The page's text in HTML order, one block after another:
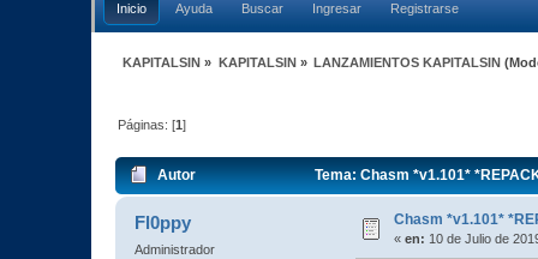
Inicio Ayuda Buscar Ingresar Registrarse
KAPITALSIN » KAPITALSIN» LANZAMIENTOS KAPITALSIN
Páginas: [1]
Autor Tema: Chasm *v1.101*
Fl0ppy
Administrador
Chasm *v1.101*
« en: 10 de Julio de